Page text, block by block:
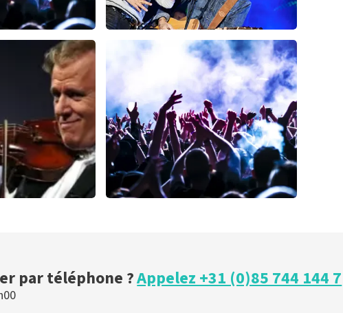
30 minutes
Clouseau
dernières 30 minutes
COMMANDER MAINTENANT
par téléphone ?Appelez +31 (0)85 744 144 7